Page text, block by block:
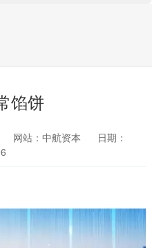
馅饼
网站：中航资本
日期：